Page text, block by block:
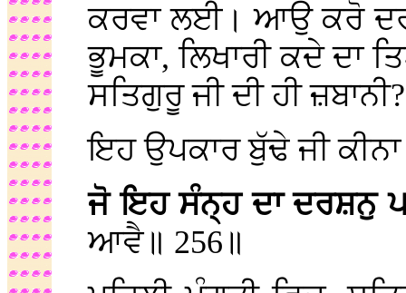
ਕਰਵਾ ਲਈ। ਆਉ ਕਰੋ
ਭੂਮਕਾ, ਲਿਖਾਰੀ ਕਦੇ ਦਾ
ਸਤਿਗੁਰੂ ਜੀ ਦੀ ਹੀ ਜ਼ਬਾਨੀ?
ਇਹ ਉਪਕਾਰ ਬੁੱਢੇ ਜੀ
ਜੋ ਇਹ ਸੰਨ੍ਹ ਦਾ ਦਰਸ਼ਨੁ
ਆਵੈ॥ 256॥